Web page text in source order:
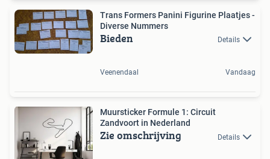
Trans Formers Panini Figurine Plaatjes -
Diverse Nummers
Bieden Details
Veenendaal Vandaag
Muursticker Formule 1: Circuit
Zandvoort in Nederland
Zie omschrijving Details